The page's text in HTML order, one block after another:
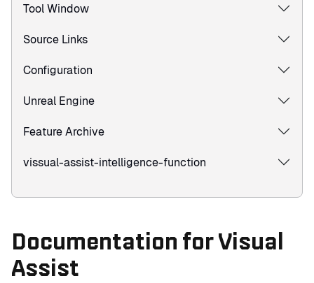
Tool Window
Source Links
Configuration
Unreal Engine
Feature Archive
vissual-assist-intelligence-function
Documentation for Visual
Assist